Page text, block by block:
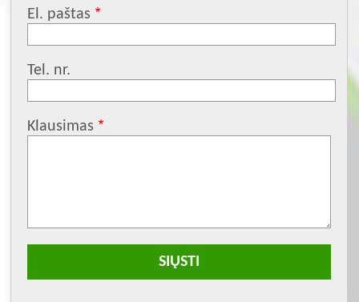
El. paštas
Tel. nr.
Klausimas